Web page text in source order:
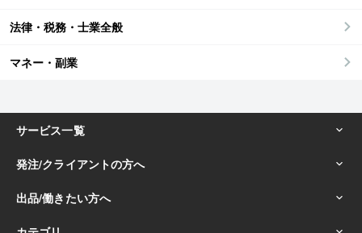
法律・税務・士業全般
マネー・副業